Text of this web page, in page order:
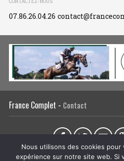
07.86.26.04.26
France Complet - Contact
L’association Actualités Tous les
Nous utilisons des cookies pour
expérience sur notre site web. Si